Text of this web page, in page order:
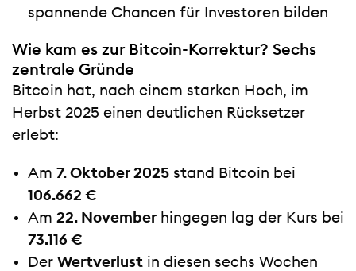
spannende Chancen für Investoren bilden
Wie kam es zur Bitcoin-Korrektur? Sechs
zentrale Gründe
Bitcoin hat, nach einem starken Hoch, im
Herbst 2025 einen deutlichen Rücksetzer
erlebt:
Am 7. Oktober 2025 stand Bitcoin bei
106.662 €
Am 22. November hingegen lag der Kurs bei
73.116 €
Der Wertverlust in diesen sechs Wochen